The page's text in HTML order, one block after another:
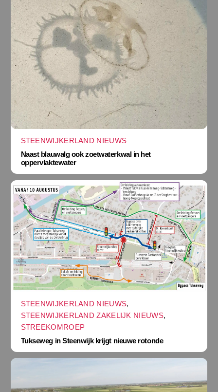
STEENWIJKERLAND NIEUWS
Naast blauwalg ook zoetwaterkwal in het
oppervlaktewater
STEENWIJKERLAND NIEUWS,
STEENWIJKERLAND ZAKELIJK NIEUWS,
STREEKOMROEP
Tukseweg in Steenwijk krijgt nieuwe rotonde